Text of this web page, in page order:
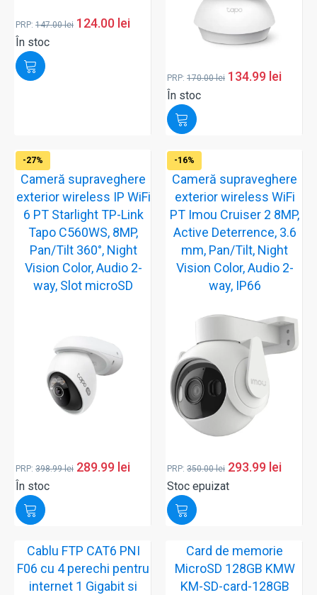
PRP: 147.00lei 124.00 lei
În stoc
PRP: 170.00lei 134.99 lei
În stoc
-27%
Cameră supraveghere
exterior wireless IP WiFi
6 PT Starlight TP-Link
Tapo C560WS, 8MP,
Pan/Tilt 360°, Night
Vision Color, Audio 2-
way, Slot microSD
PRP: 398.99lei 289.99 lei
În stoc
-16%
Cameră supraveghere
exterior wireless WiFi
PT Imou Cruiser 2 8MP,
Active Deterrence, 3.6
mm, Pan/Tilt, Night
Vision Color, Audio 2-
way, IP66
PRP: 350.00lei 293.99 lei
Stoc epuizat
Cablu FTP CAT6 PNI
F06 cu 4 perechi pentru
internet 1 Gigabit si
Card de memorie
MicroSD 128GB KMW
KM-SD-card-128GB